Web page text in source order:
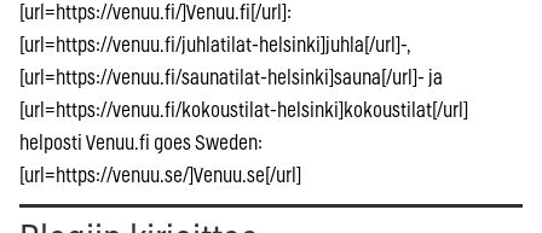
[url=https://venuu.fi/]Venuu.fi[/url]:
[url=https://venuu.fi/juhlatilat-helsinki]juhla[/url]-,
[url=https://venuu.fi/saunatilat-helsinki]sauna[/url]- ja
[url=https://venuu.fi/kokoustilat-helsinki]kokoustilat[/url]
helposti Venuu.fi goes Sweden:
[url=https://venuu.se/]Venuu.se[/url]